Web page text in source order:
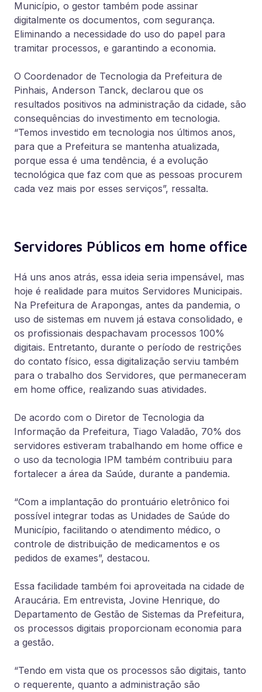
Município, o gestor também pode assinar
digitalmente os documentos, com segurança.
Eliminando a necessidade do uso do papel para
tramitar processos, e garantindo a economia.
O Coordenador de Tecnologia da Prefeitura de
Pinhais, Anderson Tanck, declarou que os
resultados positivos na administração da cidade, são
consequências do investimento em tecnologia.
“Temos investido em tecnologia nos últimos anos,
para que a Prefeitura se mantenha atualizada,
porque essa é uma tendência, é a evolução
tecnológica que faz com que as pessoas procurem
cada vez mais por esses serviços”, ressalta.
Servidores Públicos em home office
Há uns anos atrás, essa ideia seria impensável, mas
hoje é realidade para muitos Servidores Municipais.
Na Prefeitura de Arapongas, antes da pandemia, o
uso de sistemas em nuvem já estava consolidado, e
os profissionais despachavam processos 100%
digitais. Entretanto, durante o período de restrições
do contato físico, essa digitalização serviu também
para o trabalho dos Servidores, que permaneceram
em home office, realizando suas atividades.
De acordo com o Diretor de Tecnologia da
Informação da Prefeitura, Tiago Valadão, 70% dos
servidores estiveram trabalhando em home office e
o uso da tecnologia IPM também contribuiu para
fortalecer a área da Saúde, durante a pandemia.
“Com a implantação do prontuário eletrônico foi
possível integrar todas as Unidades de Saúde do
Município, facilitando o atendimento médico, o
controle de distribuição de medicamentos e os
pedidos de exames”, destacou.
Essa facilidade também foi aproveitada na cidade de
Araucária. Em entrevista, Jovine Henrique, do
Departamento de Gestão de Sistemas da Prefeitura,
os processos digitais proporcionam economia para
a gestão.
“Tendo em vista que os processos são digitais, tanto
o requerente, quanto a administração são